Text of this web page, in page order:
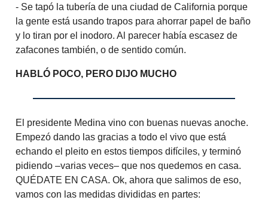
- Se tapó la tubería de una ciudad de California porque
la gente está usando trapos para ahorrar papel de baño
y lo tiran por el inodoro. Al parecer había escasez de
zafacones también, o de sentido común.
HABLÓ POCO, PERO DIJO MUCHO
El presidente Medina vino con buenas nuevas anoche.
Empezó dando las gracias a todo el vivo que está
echando el pleito en estos tiempos difíciles, y terminó
pidiendo –varias veces– que nos quedemos en casa.
QUÉDATE EN CASA. Ok, ahora que salimos de eso,
vamos con las medidas divididas en partes: